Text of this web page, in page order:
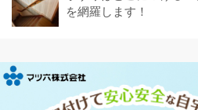
を網羅します！